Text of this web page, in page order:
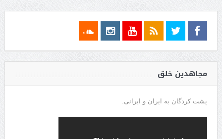
مجاهدین خلق
پشت کردگان به ایران و ایرانی.